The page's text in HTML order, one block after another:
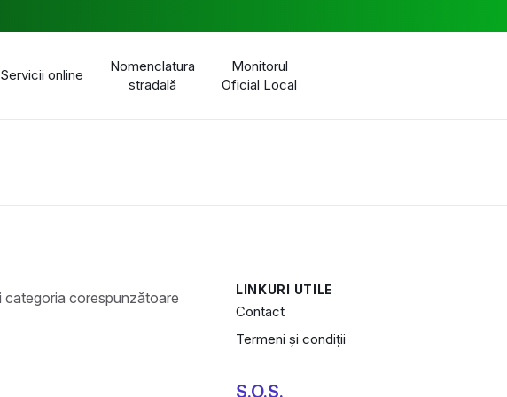
Servicii online
Nomenclatura
stradală
Monitorul
Oficial Local
LINKURI UTILE
Contact
Termeni și condiții
S.O.S.